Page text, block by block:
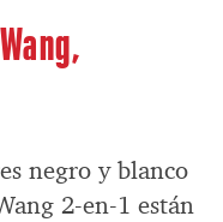
negro y blanco
2-en-1 están